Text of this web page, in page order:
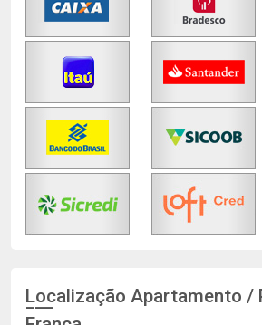
Localização Apartamento /